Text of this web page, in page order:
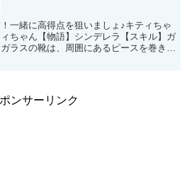
一緒に高得点を狙いましょ♪キティちゃ
ちゃん【物語】シンデレラ【スキル】ガ
ラスの靴は、周囲にあるピースを巻き込
ンサーリンク